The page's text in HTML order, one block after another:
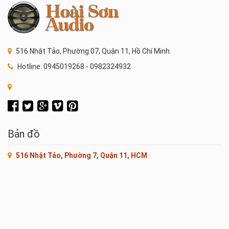
516 Nhật Tảo, Phường 07, Quận 11, Hồ Chí Minh
Hotline: 0945019268 - 0982324932
Bản đồ
516 Nhật Tảo, Phường 7, Quận 11, HCM